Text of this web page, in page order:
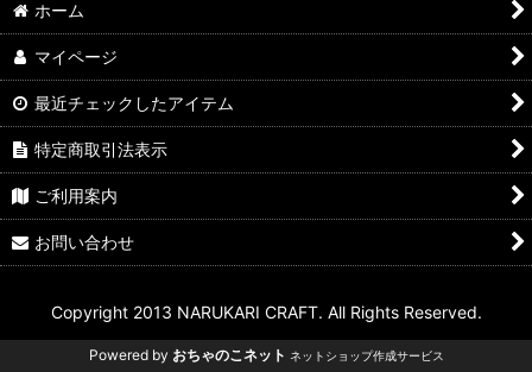
ホーム
マイページ
最近チェックしたアイテム
特定商取引法表示
ご利用案内
お問い合わせ
Copyright 2013 NARUKARI CRAFT. All Rights Reserved.
Powered by おちゃのこネット ネットショップ作成サービス